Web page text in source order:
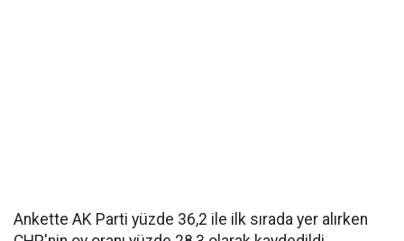
Ankette AK Parti yüzde 36,2 ile ilk sırada yer alırken